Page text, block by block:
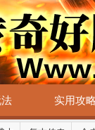
实用攻